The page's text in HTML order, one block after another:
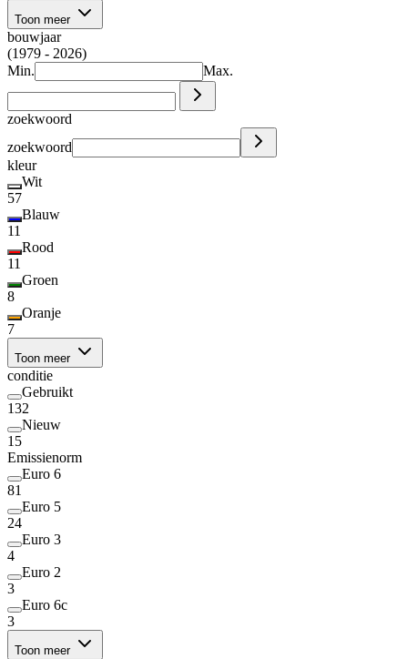
Toon meer
bouwjaar
(1979 - 2026)
Min.
Max.
zoekwoord
zoekwoord
kleur
Wit
57
Blauw
11
Rood
11
Groen
8
Oranje
7
Toon meer
conditie
Gebruikt
132
Nieuw
15
Emissienorm
Euro 6
81
Euro 5
24
Euro 3
4
Euro 2
3
Euro 6c
3
Toon meer